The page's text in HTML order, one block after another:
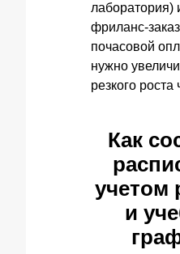
лаборатория)
почасовой
нужно
резкого
Как
учетом
и